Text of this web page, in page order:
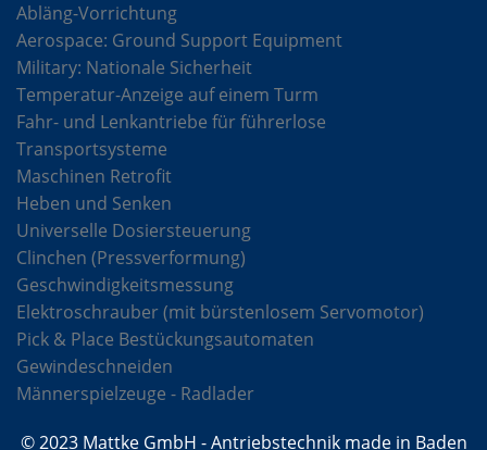
Abläng-Vorrichtung
Aerospace: Ground Support Equipment
Military: Nationale Sicherheit
Temperatur-Anzeige auf einem Turm
Fahr- und Lenkantriebe für führerlose
Transportsysteme
Maschinen Retrofit
Heben und Senken
Universelle Dosiersteuerung
Clinchen (Pressverformung)
Geschwindigkeitsmessung
Elektroschrauber (mit bürstenlosem Servomotor)
Pick & Place Bestückungsautomaten
Gewindeschneiden
Männerspielzeuge - Radlader
© 2023 Mattke GmbH - Antriebstechnik made in Baden